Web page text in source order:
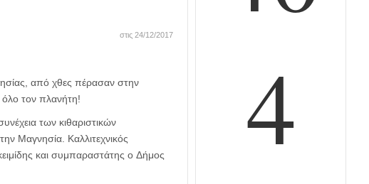
στις 24/12/2017
από χθες πέρασαν στην
τον πλανήτη!
των κιθαριστικών
Μαγνησία. Καλλιτεχνικός
και συμπαραστάτης ο Δήμος